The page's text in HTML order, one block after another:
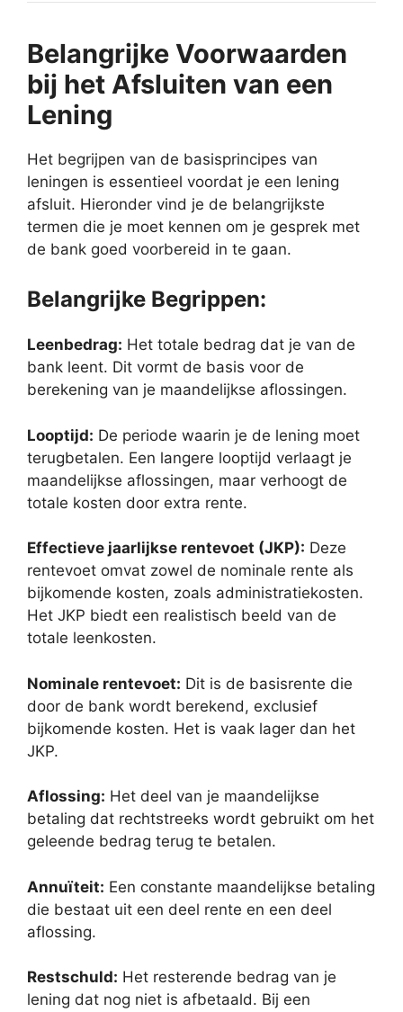
Belangrijke Voorwaarden
bij het Afsluiten van een
Lening
Het begrijpen van de basisprincipes van
leningen is essentieel voordat je een lening
afsluit. Hieronder vind je de belangrijkste
termen die je moet kennen om je gesprek met
de bank goed voorbereid in te gaan.
Belangrijke Begrippen:
Leenbedrag: Het totale bedrag dat je van de
bank leent. Dit vormt de basis voor de
berekening van je maandelijkse aflossingen.
Looptijd: De periode waarin je de lening moet
terugbetalen. Een langere looptijd verlaagt je
maandelijkse aflossingen, maar verhoogt de
totale kosten door extra rente.
Effectieve jaarlijkse rentevoet (JKP): Deze
rentevoet omvat zowel de nominale rente als
bijkomende kosten, zoals administratiekosten.
Het JKP biedt een realistisch beeld van de
totale leenkosten.
Nominale rentevoet: Dit is de basisrente die
door de bank wordt berekend, exclusief
bijkomende kosten. Het is vaak lager dan het
JKP.
Aflossing: Het deel van je maandelijkse
betaling dat rechtstreeks wordt gebruikt om het
geleende bedrag terug te betalen.
Annuïteit: Een constante maandelijkse betaling
die bestaat uit een deel rente en een deel
aflossing.
Restschuld: Het resterende bedrag van je
lening dat nog niet is afbetaald. Bij een